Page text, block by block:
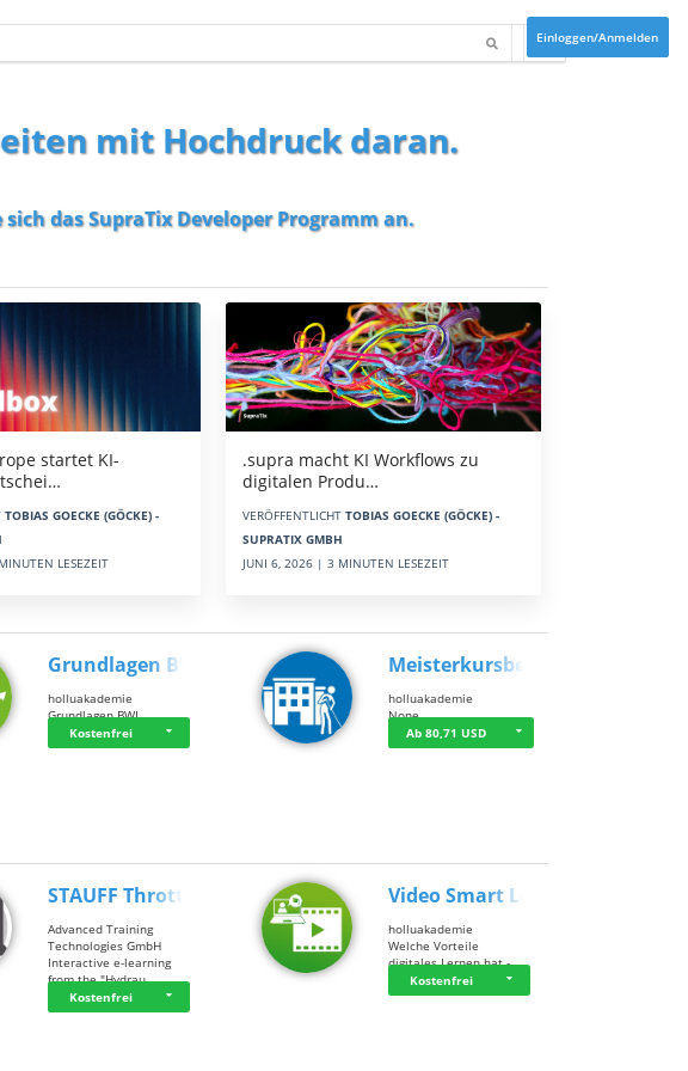
Einloggen/Anmelden
mit Hochdruck daran.
sich dasSupraTix Developer Programman.
startet KI-
TOBIAS GOECKE (GÖCKE) -
LESEZEIT
.supra macht KI Workflows zu
digitalen Produ…
VERÖFFENTLICHT TOBIAS GOECKE (GÖCKE) -
SUPRATIX GMBH
JUNI 6, 2026 | 3 MINUTEN LESEZEIT
Grundlagen BWL
holluakademie
Grundlagen BWL
Kostenfrei
Meisterkursbegl…
holluakademie
None
Ab 80,71 USD
STAUFF Throttle…
Advanced Training
Technologies GmbH
Interactive e-learning
from the "Hydrau…
Kostenfrei
Video Smart Lea…
holluakademie
Welche Vorteile
digitales Lernen hat - …
Kostenfrei